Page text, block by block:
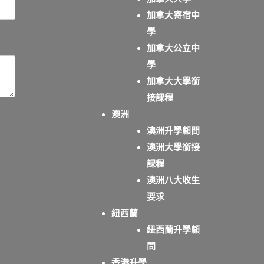
加拿大寄宿中
學
加拿大公立中
學
加拿大大學銜
接課程
澳洲
澳洲升學顧問
澳洲大學銜接
課程
澳洲八大收生
要求
紐西蘭
紐西蘭升學顧
問